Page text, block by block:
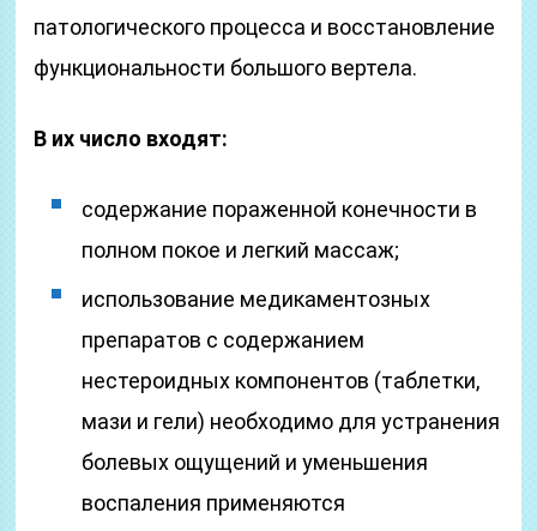
патологического процесса и восстановление
функциональности большого вертела.
В их число входят:
содержание пораженной конечности в
полном покое и легкий массаж;
использование медикаментозных
препаратов с содержанием
нестероидных компонентов (таблетки,
мази и гели) необходимо для устранения
болевых ощущений и уменьшения
воспаления применяются